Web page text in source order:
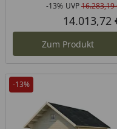
-13% UVP16.283,19
14.013,72
Zum Produkt
-13%